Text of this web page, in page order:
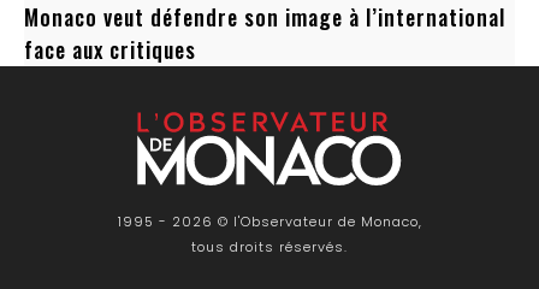
Monaco veut défendre son image à l’international
face aux critiques
1995 - 2026 © l'Observateur de Monaco,
tous droits réservés.